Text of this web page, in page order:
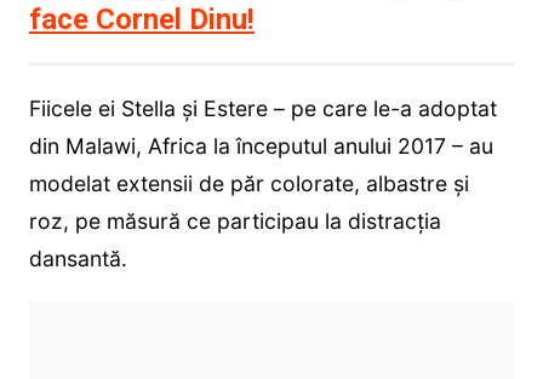
face Cornel Dinu!
Fiicele ei Stella și Estere – pe care le-a adoptat
din Malawi, Africa la începutul anului 2017 – au
modelat extensii de păr colorate, albastre și
roz, pe măsură ce participau la distracția
dansantă.